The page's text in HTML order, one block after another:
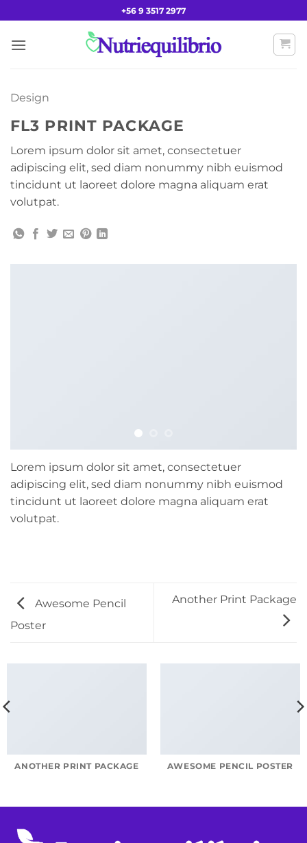
al
contenido
+56 9 3517 2977
Design
FL3 PRINT PACKAGE
Lorem ipsum dolor sit amet, consectetuer
adipiscing elit, sed diam nonummy nibh euismod
tincidunt ut laoreet dolore magna aliquam erat
volutpat.
Lorem ipsum dolor sit amet, consectetuer
adipiscing elit, sed diam nonummy nibh euismod
tincidunt ut laoreet dolore magna aliquam erat
volutpat.
Awesome Pencil
Poster
Another Print Package
ANOTHER PRINT PACKAGE AWESOME PENCIL POSTER